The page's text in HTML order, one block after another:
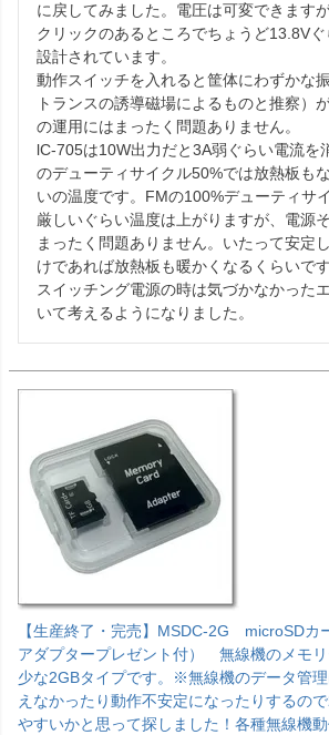
に戻してみました。電圧は可変できます
クリックのあるところでちょうど13.8V
設計されています。
動作スイッチを入れると筐体にわずかな
トランスの誘導磁場によるものと推察）
の運用にはまったく問題ありません。
lC-705は10W出力だと3A弱ぐらい電流を
のデューティサイクル50%では放熱板も
いの温度です。FMの100%デューティサ
厳しいぐらい温度は上がりますが、電源
まったく問題ありません。いたって安定
けであれば放熱板も暖かくなるくらいです
スイッチング電源の時は気づかなかった
いて考えるようになりました。
【生産終了・完売】MSDC-2G microSDカ
アダプタープレゼント付） 無線機のメモ
少な2GBタイプです。※無線機のデータ管
えなかったり動作不安定になったりするの
やすいかと思って探しました！各種無線機動